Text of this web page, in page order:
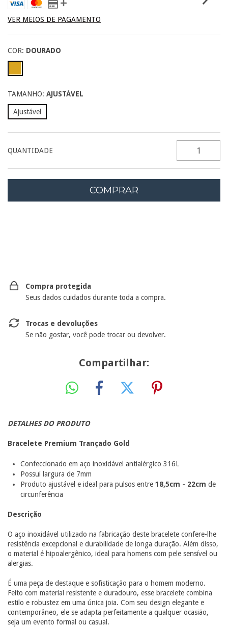
VER MEIOS DE PAGAMENTO
COR: DOURADO
TAMANHO: AJUSTÁVEL
Ajustável
QUANTIDADE
Compra protegida
Seus dados cuidados durante toda a compra.
Trocas e devoluções
Se não gostar, você pode trocar ou devolver.
Compartilhar:
DETALHES DO PRODUTO
Bracelete Premium Trançado Gold
Confeccionado em aço inoxidável antialérgico 316L
Possui largura de 7mm
Produto ajustável e ideal para pulsos entre 18,5cm - 22cm de
circunferência
Descrição
O aço inoxidável utilizado na fabricação deste bracelete confere-lhe
resistência excepcional e durabilidade de longa duração. Além disso,
o material é hipoalergênico, ideal para homens com pele sensível ou
alergias.
É uma peça de destaque e sofisticação para o homem moderno.
Feito com material resistente e duradouro, esse bracelete combina
estilo e robustez em uma única joia. Com seu design elegante e
contemporâneo, ele se adapta perfeitamente a qualquer ocasião,
seja um evento formal ou casual.